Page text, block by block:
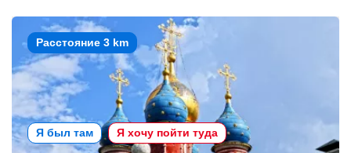
Расстояние 3 km
Я был там Я хочу пойти туда